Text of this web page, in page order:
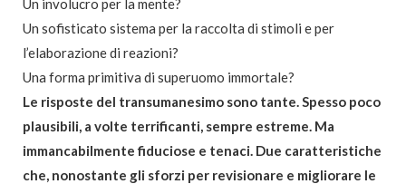
Un involucro per la mente?
Un sofisticato sistema per la raccolta di stimoli e per
l’elaborazione di reazioni?
Una forma primitiva di superuomo immortale?
Le risposte del transumanesimo sono tante. Spesso poco
plausibili, a volte terrificanti, sempre estreme. Ma
immancabilmente fiduciose e tenaci. Due caratteristiche
che, nonostante gli sforzi per revisionare e migliorare le